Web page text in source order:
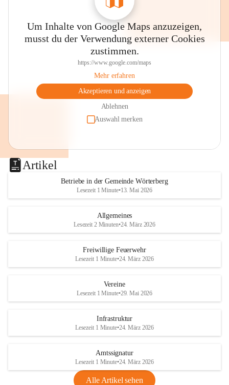
Um Inhalte von Google Maps anzuzeigen,
musst du der Verwendung externer Cookies
zustimmen.
https://www.google.com/maps
Mehr erfahren
Akzeptieren und anzeigen
Ablehnen
Auswahl merken
Artikel
Betriebe in der Gemeinde Wörterberg
Lesezeit 1 Minute•13. Mai 2026
Allgemeines
Lesezeit 2 Minuten•24. März 2026
Freiwillige Feuerwehr
Lesezeit 1 Minute•24. März 2026
Vereine
Lesezeit 1 Minute•29. Mai 2026
Infrastruktur
Lesezeit 1 Minute•24. März 2026
Amtssignatur
Lesezeit 1 Minute•24. März 2026
Alle Artikel sehen